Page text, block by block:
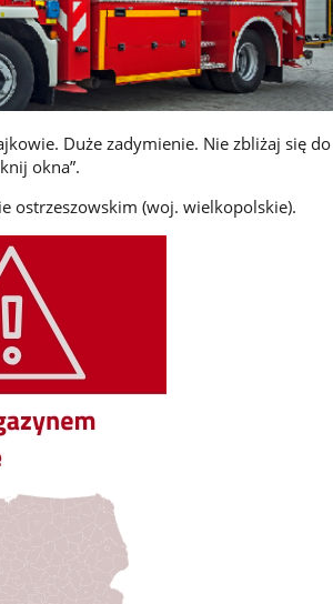
Duże zadymienie. Nie zbliżaj się do
okna”.
ostrzeszowskim (woj. wielkopolskie).